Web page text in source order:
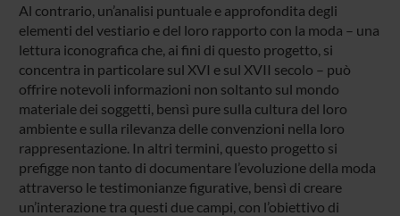
Al contrario, un’analisi puntuale e approfondita degli
elementi del vestiario e del loro rapporto con la moda – una
lettura iconografica che, ai fini di questo progetto, si
concentra in particolare sul XVI e sul XVII secolo – può
offrire notevoli informazioni non soltanto sul mondo
materiale dei soggetti, bensì pure sulla cultura del loro
ambiente e sulla rilevanza delle convenzioni nella loro
rappresentazione. In altri termini, questo progetto si
prefigge non tanto di documentare l’evoluzione della moda
attraverso le testimonianze figurative, bensì di creare
un’interazione tra questi due campi, con l’obiettivo di